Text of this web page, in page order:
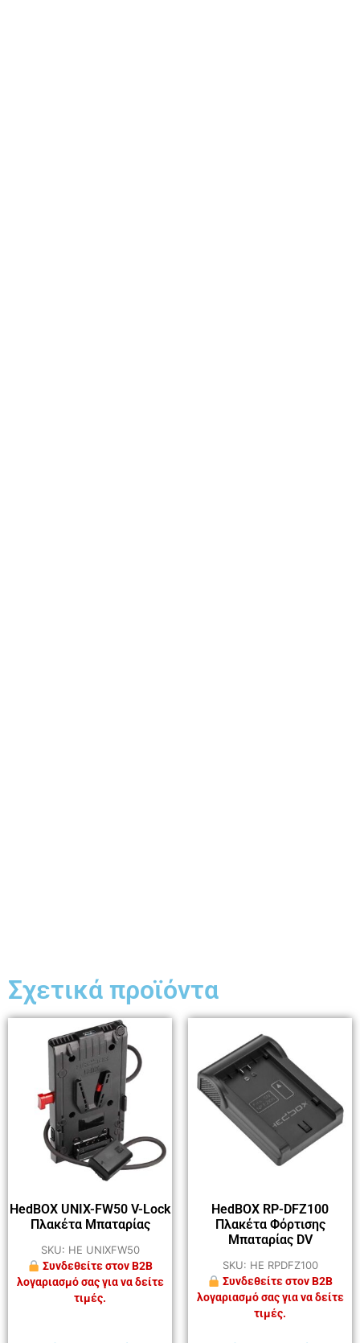
Σχετικά προϊόντα
HedBOX UNIX-FW50 V-Lock
Πλακέτα Μπαταρίας
SKU: HE UNIXFW50
Συνδεθείτε στον B2B
λογαριασμό σας για να δείτε
τιμές.
HedBOX RP-DFZ100
Πλακέτα Φόρτισης
Μπαταρίας DV
SKU: HE RPDFZ100
Συνδεθείτε στον B2B
λογαριασμό σας για να δείτε
τιμές.